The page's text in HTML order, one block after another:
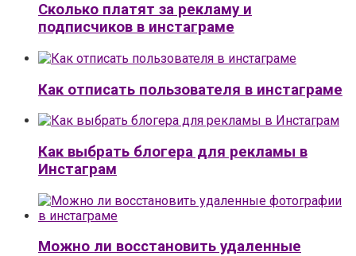
Сколько платят за рекламу и
подписчиков в инстаграме
Как отписать пользователя в инстаграме
Как выбрать блогера для рекламы в
Инстаграм
Можно ли восстановить удаленные